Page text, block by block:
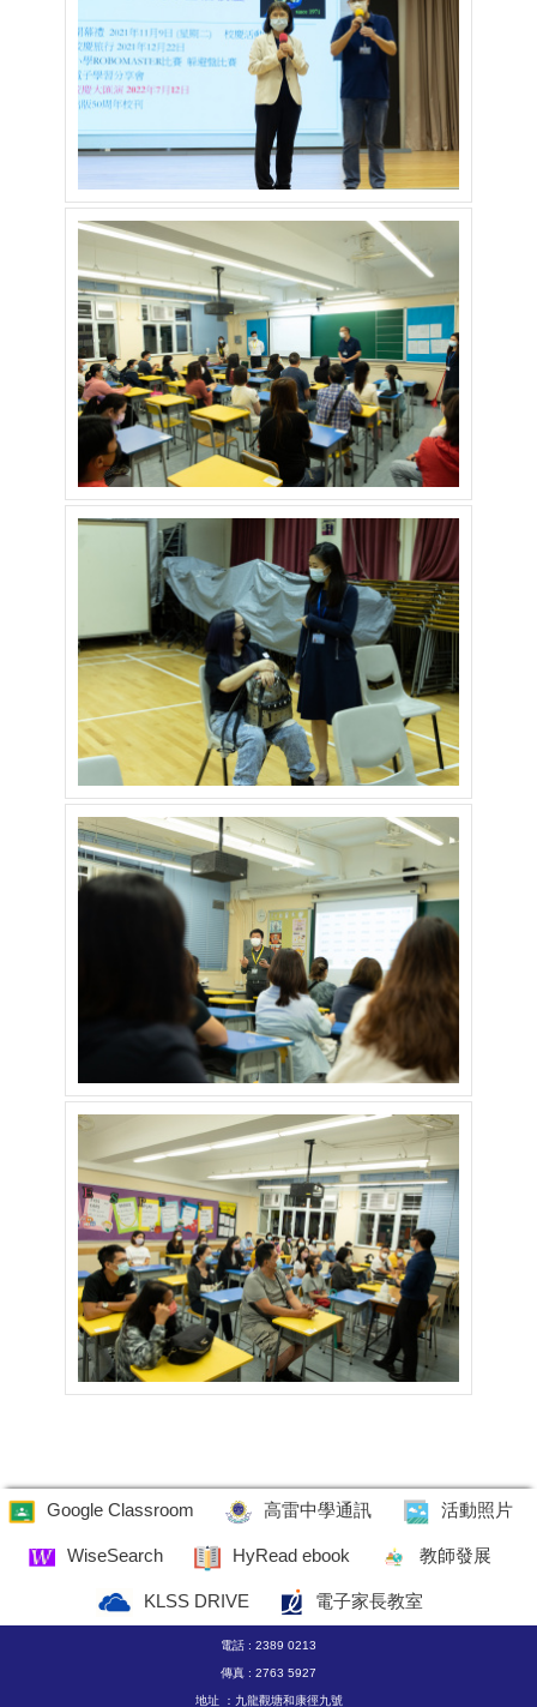
Google Classroom 高雷中學通訊 活動照片
WiseSearch HyRead ebook 教師發展
KLSS DRIVE 電子家長教室
電話 : 2389 0213
傳真 : 2763 5927
地址 ：九龍觀塘和康徑九號